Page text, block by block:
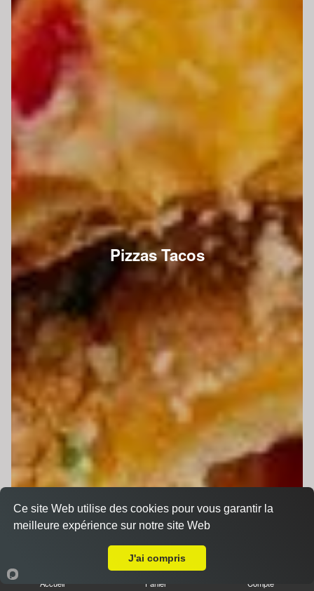
Pizzas Tacos
Accueil Panier Compte
Ce site Web utilise des cookies pour vous garantir la
meilleure expérience sur notre site Web
J'ai compris